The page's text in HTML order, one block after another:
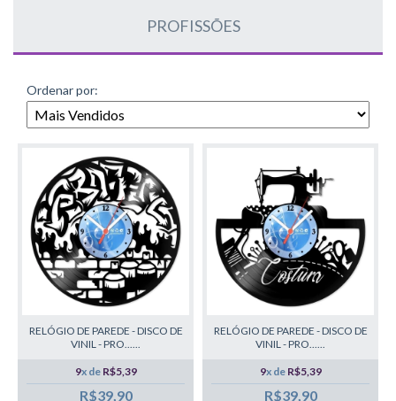
PROFISSÕES
Ordenar por:
RELÓGIO DE PAREDE - DISCO DE
VINIL - PRO......
9x de R$5,39
R$39,90
RELÓGIO DE PAREDE - DISCO DE
VINIL - PRO......
9x de R$5,39
R$39,90